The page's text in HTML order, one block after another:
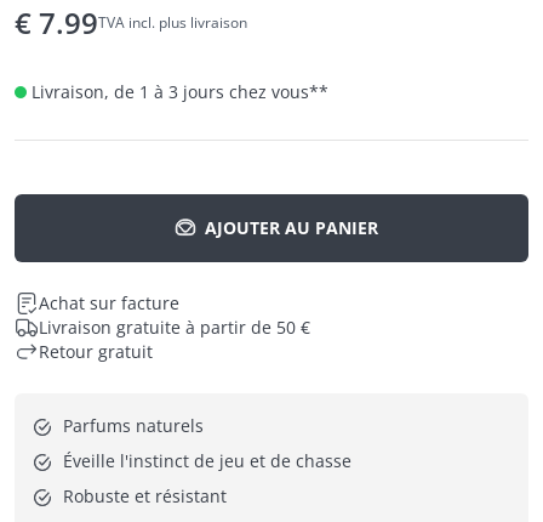
€7.99TVA incl. plus livraison
Livraison, de 1 à 3 jours chez vous**
AJOUTER AU PANIER
Achat sur facture
Livraison gratuite à partir de 50 €
Retour gratuit
Parfums naturels
Éveille l'instinct de jeu et de chasse
Robuste et résistant